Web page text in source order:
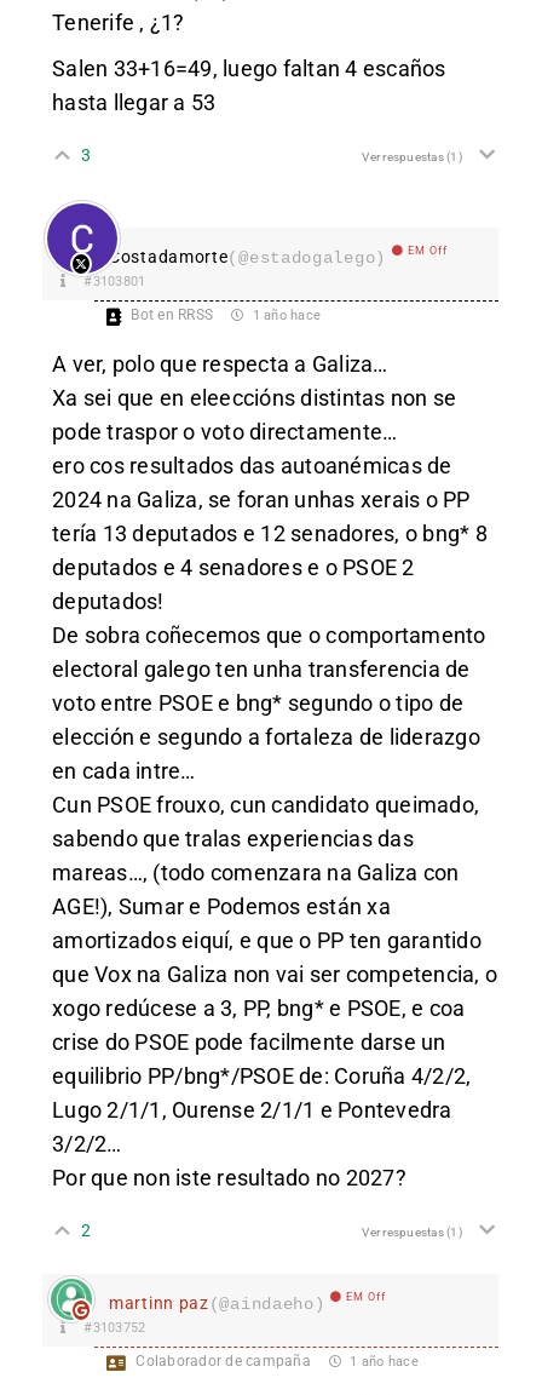
Tenerife , ¿1?
Salen 33+16=49, luego faltan 4 escaños
hasta llegar a 53
3 Ver respuestas(1)
Costadamorte(@estadogalego) EM Off
#3103801
Bot en RRSS 1 año hace
A ver, polo que respecta a Galiza…
Xa sei que en eleeccións distintas non se
pode traspor o voto directamente…
ero cos resultados das autoanémicas de
2024 na Galiza, se foran unhas xerais o PP
tería 13 deputados e 12 senadores, o bng* 8
deputados e 4 senadores e o PSOE 2
deputados!
De sobra coñecemos que o comportamento
electoral galego ten unha transferencia de
voto entre PSOE e bng* segundo o tipo de
elección e segundo a fortaleza de liderazgo
en cada intre…
Cun PSOE frouxo, cun candidato queimado,
sabendo que tralas experiencias das
mareas…, (todo comenzara na Galiza con
AGE!), Sumar e Podemos están xa
amortizados eiquí, e que o PP ten garantido
que Vox na Galiza non vai ser competencia, o
xogo redúcese a 3, PP, bng* e PSOE, e coa
crise do PSOE pode facilmente darse un
equilibrio PP/bng*/PSOE de: Coruña 4/2/2,
Lugo 2/1/1, Ourense 2/1/1 e Pontevedra
3/2/2…
Por que non iste resultado no 2027?
2 Ver respuestas(1)
martinn paz(@aindaeho) EM Off
#3103752
Colaborador de campaña 1 año hace